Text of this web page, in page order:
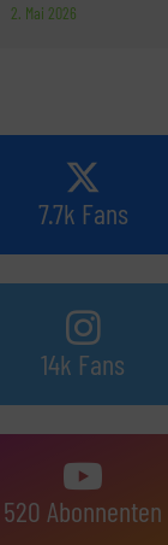
2. Mai 2026
7.7k Fans
14k Fans
520 Abonnenten